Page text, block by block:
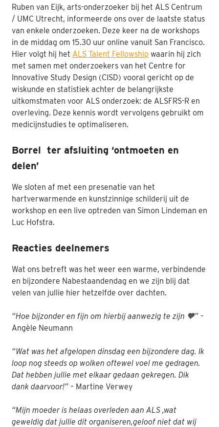
Ruben van Eijk, arts-onderzoeker bij het ALS Centrum
/ UMC Utrecht, informeerde ons over de laatste status
van enkele onderzoeken. Deze keer na de workshops
in de middag om 15.30 uur online vanuit San Francisco.
Hier volgt hij het ALS Talent Fellowship waarin hij zich
met samen met onderzoekers van het Centre for
Innovative Study Design (CISD) vooral gericht op de
wiskunde en statistiek achter de belangrijkste
uitkomstmaten voor ALS onderzoek: de ALSFRS-R en
overleving. Deze kennis wordt vervolgens gebruikt om
medicijnstudies te optimaliseren.
Borrel ter afsluiting ‘ontmoeten en
delen’
We sloten af met een presenatie van het
hartverwarmende en kunstzinnige schilderij uit de
workshop en een live optreden van Simon Lindeman en
Luc Hofstra.
Reacties deelnemers
Wat ons betreft was het weer een warme, verbindende
en bijzondere Nabestaandendag en we zijn blij dat
velen van jullie hier hetzelfde over dachten.
“Hoe bijzonder en fijn om hierbij aanwezig te zijn 🧡” –
Angèle Neumann
“Wat was het afgelopen dinsdag een bijzondere dag. Ik
loop nog steeds op wolken oftewel voel me gedragen.
Dat hebben jullie met elkaar gedaan gekregen. Dik
dank daarvoor!” – Martine Verwey
“Mijn moeder is helaas overleden aan ALS ,wat
geweldig dat jullie dit organiseren,geloof niet dat wij